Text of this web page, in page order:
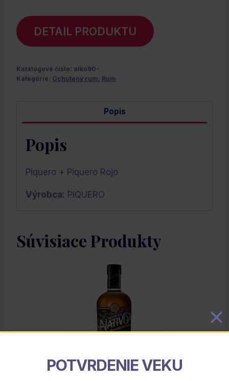
DETAIL PRODUKTU
Katalógové číslo: alko90-
Kategórie: Ochutený rum, Rum
Popis
Popis
Piquero + Piquero Rojo
Výrobca: PIQUERO
Súvisiace Produkty
POTVRDENIE VEKU